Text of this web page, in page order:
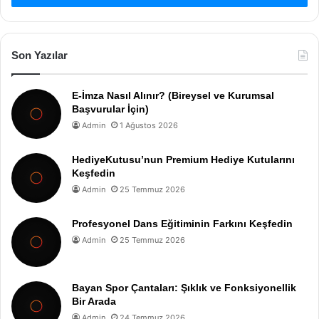
Son Yazılar
E-İmza Nasıl Alınır? (Bireysel ve Kurumsal
Başvurular İçin)
Admin 1 Ağustos 2026
HediyeKutusu’nun Premium Hediye Kutularını
Keşfedin
Admin 25 Temmuz 2026
Profesyonel Dans Eğitiminin Farkını Keşfedin
Admin 25 Temmuz 2026
Bayan Spor Çantaları: Şıklık ve Fonksiyonellik
Bir Arada